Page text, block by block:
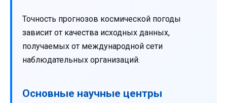
Точность прогнозов космической погоды
зависит от качества исходных данных,
получаемых от международной сети
наблюдательных организаций.
Основные научные центры